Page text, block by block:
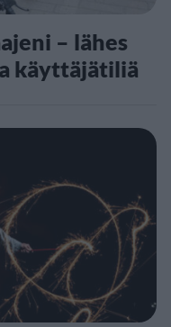
– lähes
käyttäjätiliä